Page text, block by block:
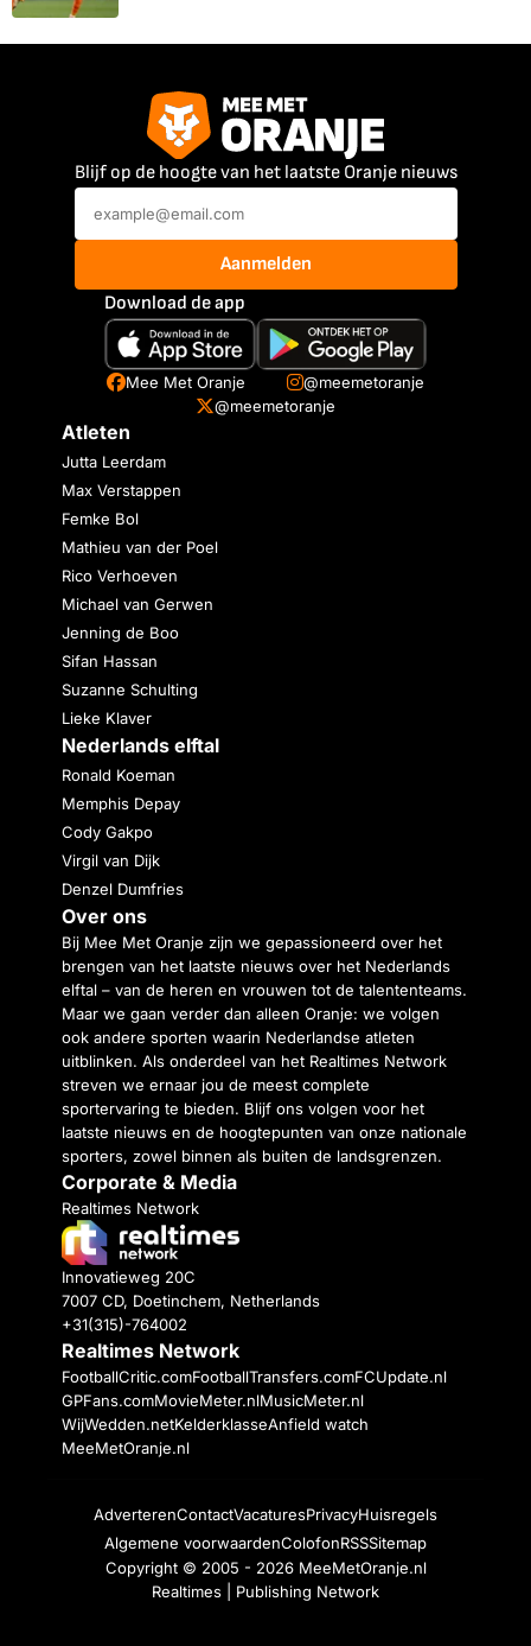
Blijf op de hoogte van het laatste Oranje nieuws
Aanmelden
Download de app
Mee Met Oranje
@meemetoranje
@meemetoranje
Atleten
Jutta Leerdam
Max Verstappen
Femke Bol
Mathieu van der Poel
Rico Verhoeven
Michael van Gerwen
Jenning de Boo
Sifan Hassan
Suzanne Schulting
Lieke Klaver
Nederlands elftal
Ronald Koeman
Memphis Depay
Cody Gakpo
Virgil van Dijk
Denzel Dumfries
Over ons
Bij Mee Met Oranje zijn we gepassioneerd over het
brengen van het laatste nieuws over het Nederlands
elftal – van de heren en vrouwen tot de talententeams.
Maar we gaan verder dan alleen Oranje: we volgen
ook andere sporten waarin Nederlandse atleten
uitblinken. Als onderdeel van het Realtimes Network
streven we ernaar jou de meest complete
sportervaring te bieden. Blijf ons volgen voor het
laatste nieuws en de hoogtepunten van onze nationale
sporters, zowel binnen als buiten de landsgrenzen.
Corporate & Media
Realtimes Network
Innovatieweg 20C
7007 CD, Doetinchem, Netherlands
+31(315)-764002
Realtimes Network
FootballCritic.comFootballTransfers.comFCUpdate.nl
GPFans.comMovieMeter.nlMusicMeter.nl
WijWedden.netKelderklasseAnfield watch
MeeMetOranje.nl
AdverterenContactVacaturesPrivacyHuisregels
Algemene voorwaardenColofonRSSSitemap
Copyright © 2005 - 2026 MeeMetOranje.nl
Realtimes | Publishing Network